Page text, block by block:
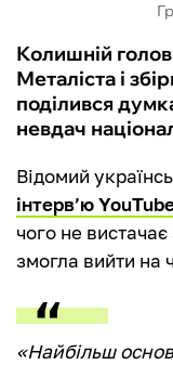
Колишній
Металіста і
поділився
невдач
Відомий
інтерв’ю
чого не
змогла вийти на
«Найбільш